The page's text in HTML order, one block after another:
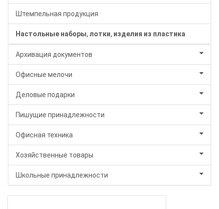
Штемпельная продукция
Настольные наборы, лотки, изделия из пластика
Архивация документов
Офисные мелочи
Деловые подарки
Пишущие принадлежности
Офисная техника
Хозяйственные товары
Школьные принадлежности